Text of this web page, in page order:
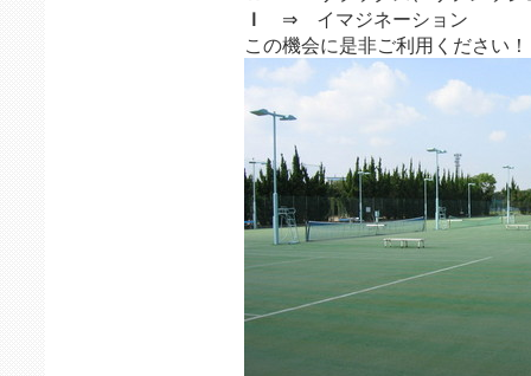
Ｉ
⇒ イマジネーション
この機会に是非ご利用ください！